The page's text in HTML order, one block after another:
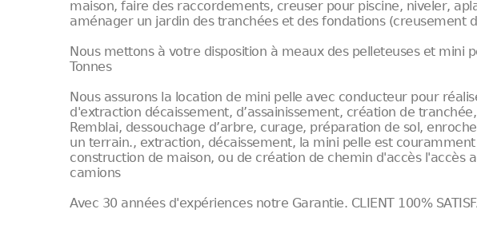
maison, faire des raccordements, creuser pour piscine, niveler,
aménager un jardin des tranchées et des fondations (creusement
Nous mettons à votre disposition à meaux des pelleteuses et mini
Tonnes
Nous assurons la location de mini pelle avec conducteur pour
d'extraction décaissement, d’assainissement, création de
Remblai, dessouchage d’arbre, curage, préparation de sol,
un terrain., extraction, décaissement, la mini pelle est couramment
construction de maison, ou de création de chemin d'accès l'accès
camions
Avec 30 années d'expériences notre Garantie. CLIENT 100%